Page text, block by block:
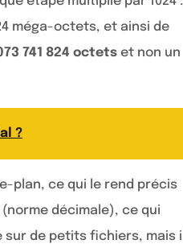
méga-octets, et ainsi de
741 824 octets et non un
?
plan, ce qui le rend précis
décimale), ce qui
de petits fichiers, mais il